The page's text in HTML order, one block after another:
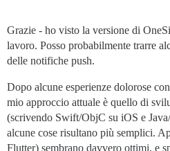
Grazie - ho visto la versione di
lavoro. Posso probabilmente trarre
delle notifiche push.
Dopo alcune esperienze dolorose
mio approccio attuale è quello di
(scrivendo Swift/ObjC su iOS e
alcune cose risultano più semplici.
Flutter) sembrano davvero ottimi, e